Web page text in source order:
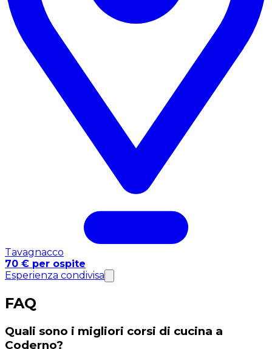
Tavagnacco
70 € per ospite
Esperienza condivisa
FAQ
Quali sono i migliori corsi di cucina a
Coderno?